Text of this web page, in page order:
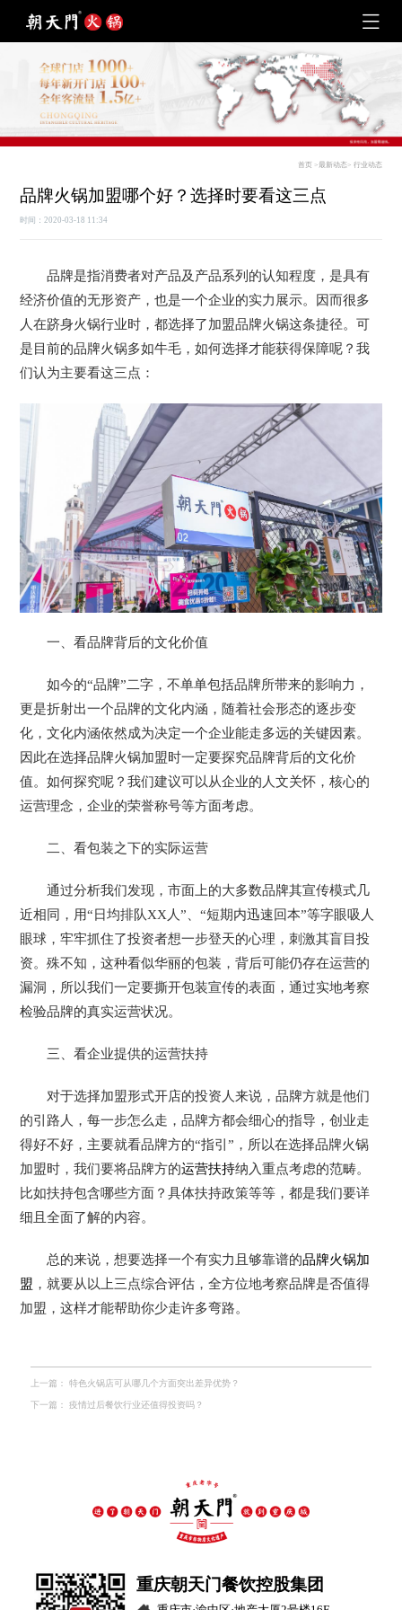
首页 >最新动态> 行业动态
品牌火锅加盟哪个好？选择时要看这三点
时间：2020-03-18 11:34
品牌是指消费者对产品及产品系列的认知程度，是具有
经济价值的无形资产，也是一个企业的实力展示。因而很多
人在跻身火锅行业时，都选择了加盟品牌火锅这条捷径。可
是目前的品牌火锅多如牛毛，如何选择才能获得保障呢？我
们认为主要看这三点：
一、看品牌背后的文化价值
如今的“品牌”二字，不单单包括品牌所带来的影响力，
更是折射出一个品牌的文化内涵，随着社会形态的逐步变
化，文化内涵依然成为决定一个企业能走多远的关键因素。
因此在选择品牌火锅加盟时一定要探究品牌背后的文化价
值。如何探究呢？我们建议可以从企业的人文关怀，核心的
运营理念，企业的荣誉称号等方面考虑。
二、看包装之下的实际运营
通过分析我们发现，市面上的大多数品牌其宣传模式几
近相同，用“日均排队XX人”、“短期内迅速回本”等字眼吸人
眼球，牢牢抓住了投资者想一步登天的心理，刺激其盲目投
资。殊不知，这种看似华丽的包装，背后可能仍存在运营的
漏洞，所以我们一定要撕开包装宣传的表面，通过实地考察
检验品牌的真实运营状况。
三、看企业提供的运营扶持
对于选择加盟形式开店的投资人来说，品牌方就是他们
的引路人，每一步怎么走，品牌方都会细心的指导，创业走
得好不好，主要就看品牌方的“指引”，所以在选择品牌火锅
加盟时，我们要将品牌方的运营扶持纳入重点考虑的范畴。
比如扶持包含哪些方面？具体扶持政策等等，都是我们要详
细且全面了解的内容。
总的来说，想要选择一个有实力且够靠谱的品牌火锅加
盟 ，就要从以上三点综合评估，全方位地考察品牌是否值得
加盟，这样才能帮助你少走许多弯路。
上一篇： 特色火锅店可从哪几个方面突出差异优势？
下一篇： 疫情过后餐饮行业还值得投资吗？
重庆朝天门餐饮控股集团